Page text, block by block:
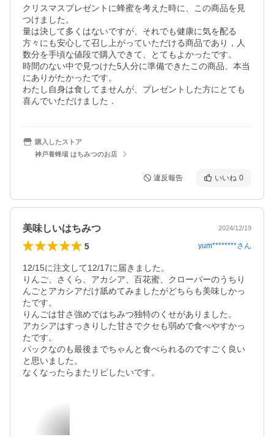
クリスマスプレゼントに蜂蜜を考えた時に、この商品を見
つけました。
量は決して多くはないですが、それでも健康に気を配る
方々にも安心して召し上がっていただける商品であり，人
数分を手頃な値段で購入できて、とてもよかったです。
時間のない中で見つけた5人分に準備できたこの商品、本当
にありがたかったです。
わたし自身は食してませんが、プレゼントした方にとても
喜んでいただけました．
購入したストア
神戸養蜂場 はちみつのお店
違反報告 いいね 0
美味しいはちみつ 2024/12/19
5 yum********さん
12/15に注文して12/17に届きました。
りんご、さくら、アカシア、百花蜜、クローバーのうちり
んごとアカシアだけ舐めてみましたがどちらも美味しかっ
たです。
りんごは甘さ強めではちみつ独特のくせがありました。
アカシアはすっきりした甘さでクセも弱めで食べやすかっ
たです。
パックなのも最後までちゃんと食べられるのですごく良い
と思いました。
なくなったらまたリピしたいです。